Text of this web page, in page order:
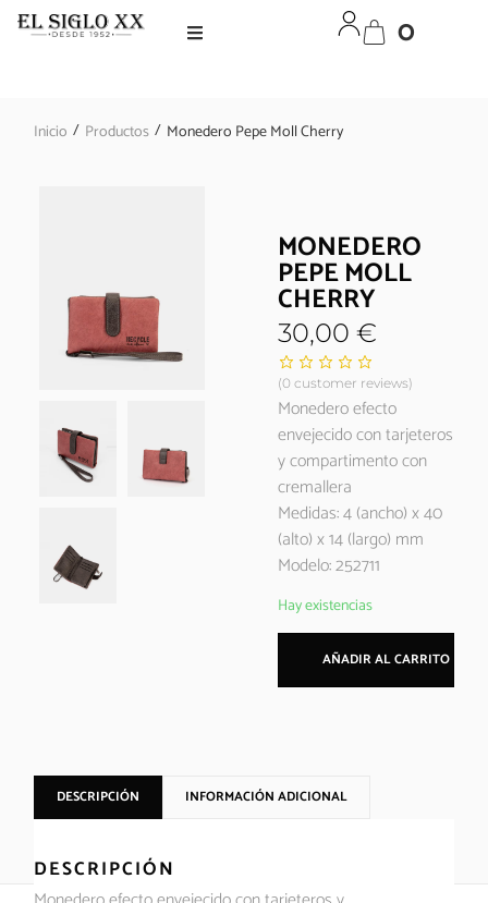
0
Inicio / Productos / Monedero Pepe Moll Cherry
MONEDERO
PEPE MOLL
CHERRY
30,00€
(0 customer reviews)
Monedero efecto
envejecido con tarjeteros
y compartimento con
cremallera
Medidas: 4 (ancho) x 40
(alto) x 14 (largo) mm
Modelo: 252711
Hay existencias
AÑADIR AL CARRITO
DESCRIPCIÓN INFORMACIÓN ADICIONAL
DESCRIPCIÓN